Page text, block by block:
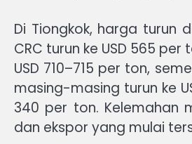
Di Tiongkok, harga turun
CRC turun ke USD 565
USD 710–715 per ton,
masing-masing turun ke
340 per ton. Kelemahan
dan ekspor yang mulai